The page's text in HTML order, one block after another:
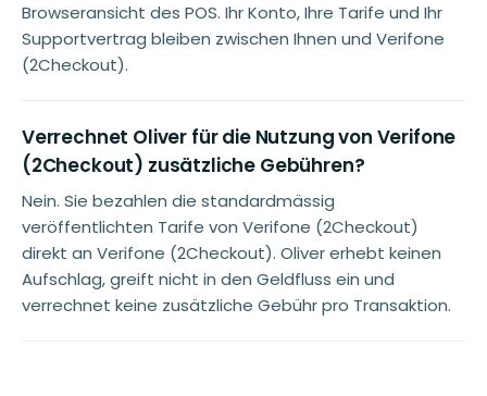
Browseransicht des POS. Ihr Konto, Ihre Tarife und Ihr
Supportvertrag bleiben zwischen Ihnen und Verifone
(2Checkout).
Verrechnet Oliver für die Nutzung von Verifone
(2Checkout) zusätzliche Gebühren?
Nein. Sie bezahlen die standardmässig
veröffentlichten Tarife von Verifone (2Checkout)
direkt an Verifone (2Checkout). Oliver erhebt keinen
Aufschlag, greift nicht in den Geldfluss ein und
verrechnet keine zusätzliche Gebühr pro Transaktion.